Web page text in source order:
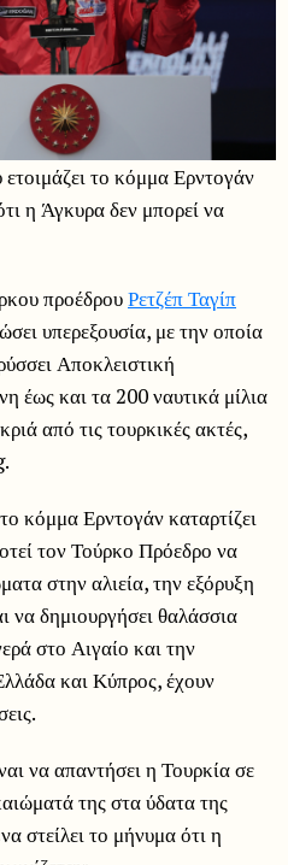
το κόμμα Ερντογάν
η Άγκυρα δεν μπορεί να
προέδρουΡετζέπ Ταγίπ
υπερεξουσία, με την οποία
Αποκλειστική
έως και τα 200 ναυτικά μίλια
από τις τουρκικές ακτές,
κόμμα Ερντογάν καταρτίζει
τον Τούρκο Πρόεδρο να
στην αλιεία, την εξόρυξη
να δημιουργήσει θαλάσσια
στο Αιγαίο και την
και Κύπρος, έχουν
να απαντήσει η Τουρκία σε
της στα ύδατα της
στείλει το μήνυμα ότι η